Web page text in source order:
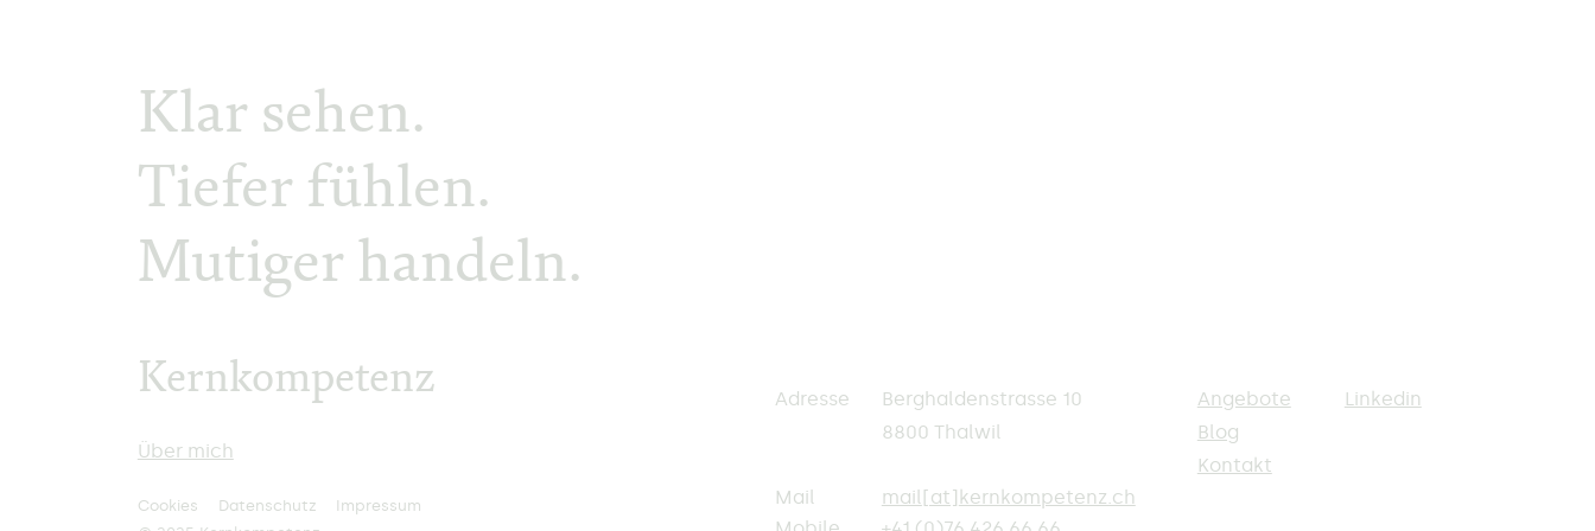
Klar sehen.
Tiefer fühlen.
Mutiger handeln.
Kernkompetenz
Über mich
Cookies Datenschutz
Impressum
Adresse
Berghaldenstrasse 10
8800 Thalwil
Mail
mail [at] kernkompetenz.ch
Angebote
Blog
Kontakt
Linkedin